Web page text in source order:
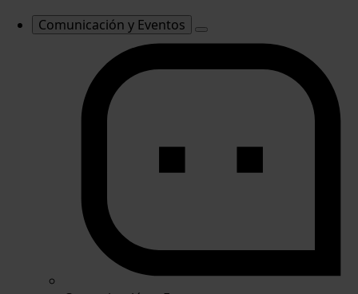
Comunicación y Eventos